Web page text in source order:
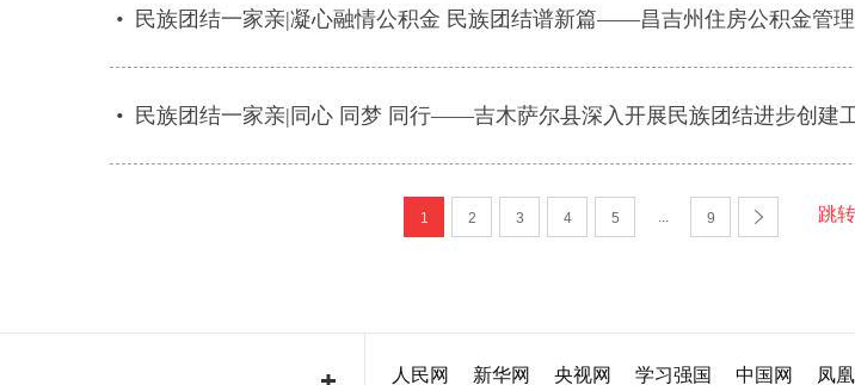
• 民族团结一家亲|凝心融情公积金 民族团结谱新篇——昌吉州住房公积金管
• 民族团结一家亲|同心 同梦 同行——吉木萨尔县深入开展民族团结进步创建
1 2 3 4 5 ... 9 跳
人民网 新华网 央视网 学习强国 中国网 凤